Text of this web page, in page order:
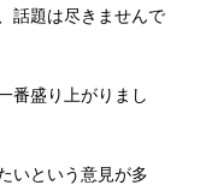
話題は尽きませんで
番盛り上がりまし
いという意見が多